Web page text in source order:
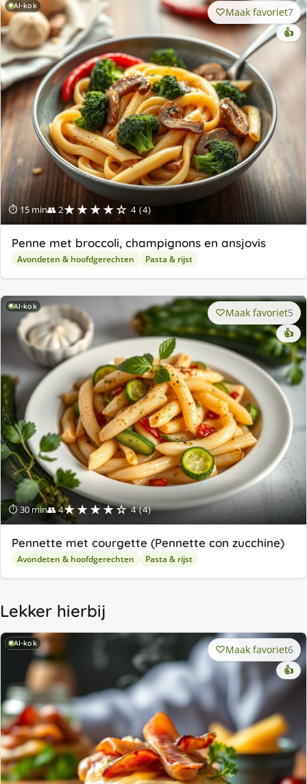
AI-kok
⏱ 15 min👥 2★★★★☆ 4 (4)
Maak favoriet7
👍
Penne met broccoli, champignons en ansjovis
Avondeten & hoofdgerechten Pasta & rijst
AI-kok
⏱ 30 min👥 4★★★★☆ 4 (4)
Maak favoriet5
👍
Pennette met courgette (Pennette con zucchine)
Avondeten & hoofdgerechten Pasta & rijst
Lekker hierbij
AI-kok Maak favoriet6
👍